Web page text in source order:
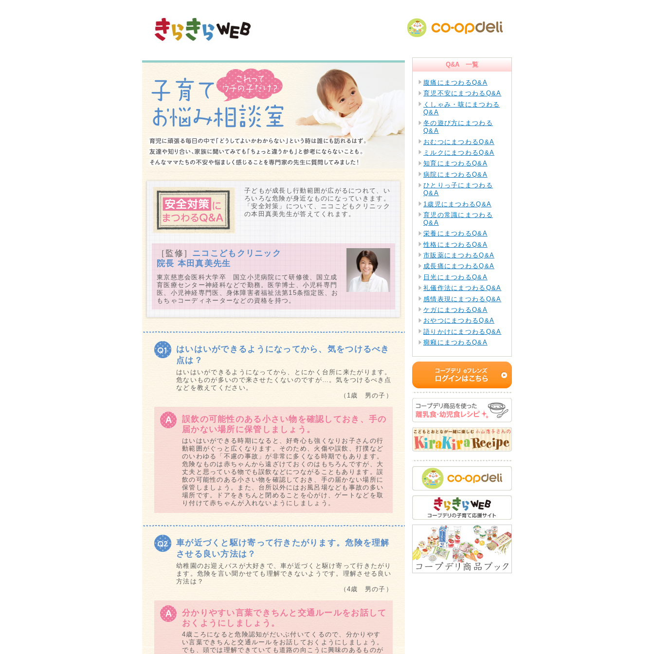
子どもが成長し行動範囲が広がるにつれて、い
ろいろな危険が身近なものになっていきます。
「安全対策」について、ニコこどもクリニック
の本田真美先生が答えてくれます。
［監修］ ニコこどもクリニック
院長 本田真美先生
東京慈恵会医科大学卒 国立小児病院にて研修後、国立成
育医療センター神経科などで勤務。医学博士、小児科専門
医、小児神経専門医、身体障害者福祉法第15条指定医、お
もちゃコーディネーターなどの資格を持つ。
はいはいができるようになってから、気をつけるべき
点は？
はいはいができるようになってから、とにかく台所に来たがります。
危ないものが多いので来させたくないのですが…。気をつけるべき点
などを教えてください。
（1歳 男の子）
誤飲の可能性のある小さい物を確認しておき、手の
届かない場所に保管しましょう。
はいはいができる時期になると、好奇心も強くなりお子さんの行
動範囲がぐっと広くなります。そのため、火傷や誤飲、打撲など
のいわゆる「不慮の事故」が非常に多くなる時期でもあります。
危険なものは赤ちゃんから遠ざけておくのはもちろんですが、大
丈夫と思っている物でも誤飲などにつながることもあります。誤
飲の可能性のある小さい物を確認しておき、手の届かない場所に
保管しましょう。また、台所以外にはお風呂場なども事故の多い
場所です。ドアをきちんと閉めることを心がけ、ゲートなどを取
り付けて赤ちゃんが入れないようにしましょう。
車が近づくと駆け寄って行きたがります。危険を理解
させる良い方法は？
幼稚園のお迎えバスが大好きで、車が近づくと駆け寄って行きたがり
ます。危険を言い聞かせても理解できないようです。理解させる良い
方法は？
（4歳 男の子）
分かりやすい言葉できちんと交通ルールをお話して
おくようにしましょう。
4歳ころになると危険認知がだいぶ付いてくるので、分かりやす
い言葉できちんと交通ルールをお話しておくようにしましょう。
でも、頭では理解できていても道路の向こうに興味のあるものが
Q&A 一覧
腹痛にまつわるQ&A
育児不安にまつわるQ&A
くしゃみ・咳にまつわる
Q&A
冬の遊び方にまつわる
Q&A
おむつにまつわるQ&A
ミルクにまつわるQ&A
知育にまつわるQ&A
病院にまつわるQ&A
ひとりっ子にまつわる
Q&A
1歳児にまつわるQ&A
育児の常識にまつわる
Q&A
栄養にまつわるQ&A
性格にまつわるQ&A
市販薬にまつわるQ&A
成長痛にまつわるQ&A
日光にまつわるQ&A
礼儀作法にまつわるQ&A
感情表現にまつわるQ&A
ケガにまつわるQ&A
おやつにまつわるQ&A
語りかけにまつわるQ&A
癇癪にまつわるQ&A
わるQ&A
離乳の進め方にまつわる
Q&A
衛生面にまつわるQ&A
飲み物にまつわるQ&A
着替えにまつわるQ&A
パパと育児にまつわる
Q&A
母乳にまつわるQ&A
おでかけにまつわるQ&A
クセの矯正にまつわる
Q&A
しつけにまつわるQ&A
教育方針にまつわるQ&A
笑顔にまつわるQ&A
情緒教育にまつわるQ&A
安全対策にまつわるQ&A
習い事にまつわるQ&A
泣くことにまつわるQ&A
夏の食べ物にまつわる